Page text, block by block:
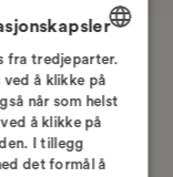
differensiell
DANISH
ENGLISH
SWEDISH
fra tredjeparter.
ved å klikke på
når som helst
å klikke på
I tillegg
det formål å